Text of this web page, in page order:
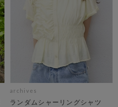
archives
ランダムシャーリングシャツ